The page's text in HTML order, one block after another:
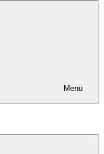
Menü